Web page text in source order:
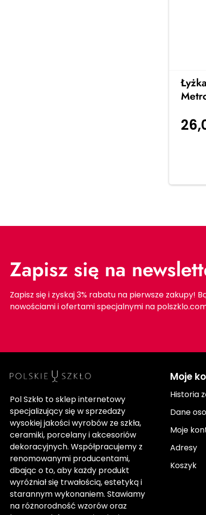
Zapisz się na
Zapisz się i zyskaj 3% rabatu na pierwsze zakupy!
nowościami i ofertami specjalnymi na
Pol Szkło to sklep internetowy
specjalizujący się w sprzedaży
wysokiej jakości wyrobów ze szkła,
ceramiki, porcelany i akcesoriów
dekoracyjnych. Współpracujemy z
renomowanymi producentami,
dbając o to, aby każdy produkt
wyróżniał się trwałością, estetyką i
starannym wykonaniem. Stawiamy
na różnorodność wzorów oraz
Moje
Historia
Dane
Moje
Adresy
Koszyk